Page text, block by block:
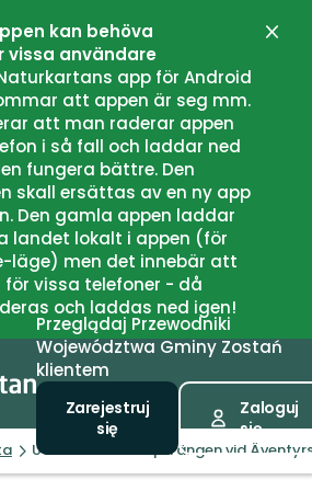
kan behöva
vissa användare
app för Android
att appen är seg mm.
att man raderar appen
i så fall och laddar ned
fungera bättre. Den
skall ersättas av en ny app
Den gamla appen laddar
landet lokalt i appen (för
läge) men det innebär att
för vissa telefoner - då
och laddas ned igen!
Przeglądaj Przewodniki
Województwa Gminy Zostań
klientem
Zarejestruj
się
Zaloguj
się
Utomhustoalett på ängen vid